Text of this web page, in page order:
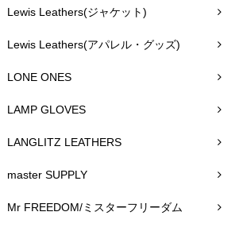
Lewis Leathers(ジャケット)
Lewis Leathers(アパレル・グッズ)
LONE ONES
LAMP GLOVES
LANGLITZ LEATHERS
master SUPPLY
Mr FREEDOM/ミスターフリーダム